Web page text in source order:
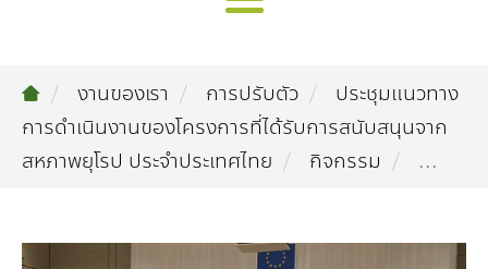
รู้จัก ม.ส.ท.
วิสัยทัศน์ | พันธกิจ
คณะกรรมการมูลนิธิ
งานของเรา
อุตสาหกรรมยั่งยืน
สิ่งแวดล้อมเมืองและชุมชน
บทความ
กิจกรรมข่าวสาร
งานของเรา การปรับตัว
ประชุมแนวทาง
การดำเนินงานของโครงการที่ได้รับการสนับสนุนจาก
สหภาพยุโรป ประจำประเทศไทย
กิจกรรม ...